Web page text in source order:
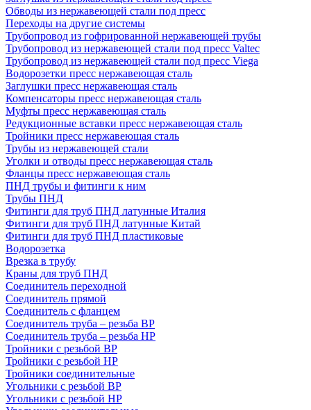
Обводы из нержавеющей стали под пресс
Переходы на другие системы
Трубопровод из гофрированной нержавеющей трубы
Трубопровод из нержавеющей стали под пресс Valtec
Трубопровод из нержавеющей стали под пресс Viega
Водорозетки пресс нержавеющая сталь
Заглушки пресс нержавеющая сталь
Компенсаторы пресс нержавеющая сталь
Муфты пресс нержавеющая сталь
Редукционные вставки пресс нержавеющая сталь
Тройники пресс нержавеющая сталь
Трубы из нержавеющей стали
Уголки и отводы пресс нержавеющая сталь
Фланцы пресс нержавеющая сталь
ПНД трубы и фитинги к ним
Трубы ПНД
Фитинги для труб ПНД латунные Италия
Фитинги для труб ПНД латунные Китай
Фитинги для труб ПНД пластиковые
Водорозетка
Врезка в трубу
Краны для труб ПНД
Соединитель переходной
Соединитель прямой
Соединитель с фланцем
Соединитель труба – резьба ВР
Соединитель труба – резьба НР
Тройники с резьбой ВР
Тройники с резьбой НР
Тройники соединительные
Угольники с резьбой ВР
Угольники с резьбой НР